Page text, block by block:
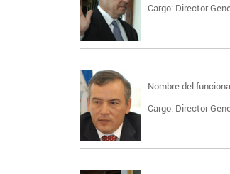
Cargo: Director
Nombre del
Cargo: Director